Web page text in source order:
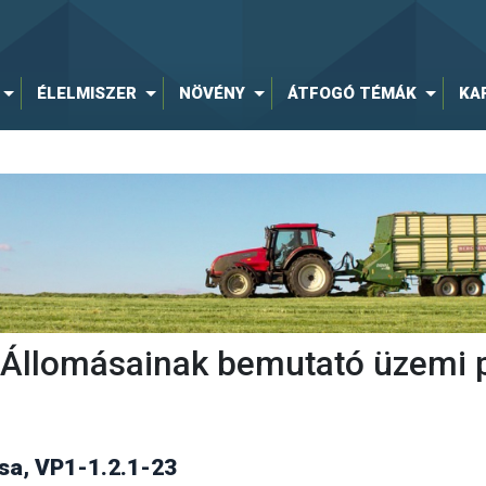
ÉLELMISZER NÖVÉNY ÁTFOGÓ TÉMÁK
bemutató üzemi
VP1-1.2.1-23